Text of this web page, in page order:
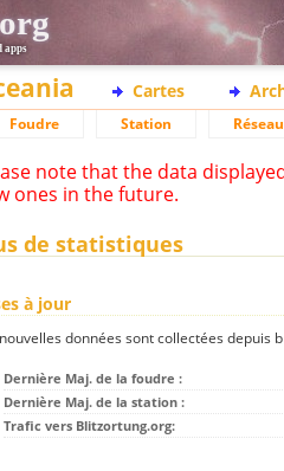
apps
Cartes
Foudre Station Réseau
note that the data
ones in the future.
de statistiques
à jour
données sont collectées
Dernière Maj. de la foudre :
Dernière Maj. de la station :
Trafic vers Blitzortung.org: